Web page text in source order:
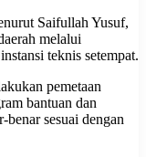
Saifullah Yusuf,
melalui
teknis setempat.
pemetaan
bantuan dan
sesuai dengan